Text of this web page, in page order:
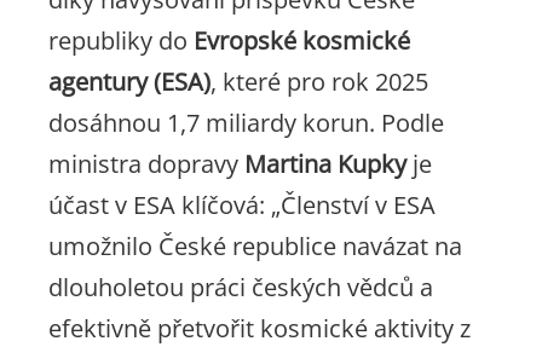
republiky do Evropské kosmické
agentury (ESA), které pro rok 2025
dosáhnou 1,7 miliardy korun. Podle
ministra dopravy Martina Kupkyje
účast v ESA klíčová: „Členství v ESA
umožnilo České republice navázat na
dlouholetou práci českých vědců a
efektivně přetvořit kosmické aktivity z